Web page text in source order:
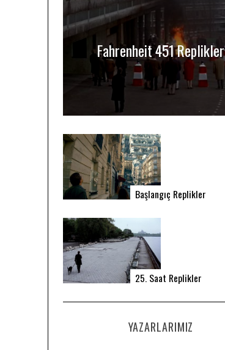
Fahrenheit 451 Replikler
Başlangıç Replikler
25. Saat Replikler
YAZARLARIMIZ